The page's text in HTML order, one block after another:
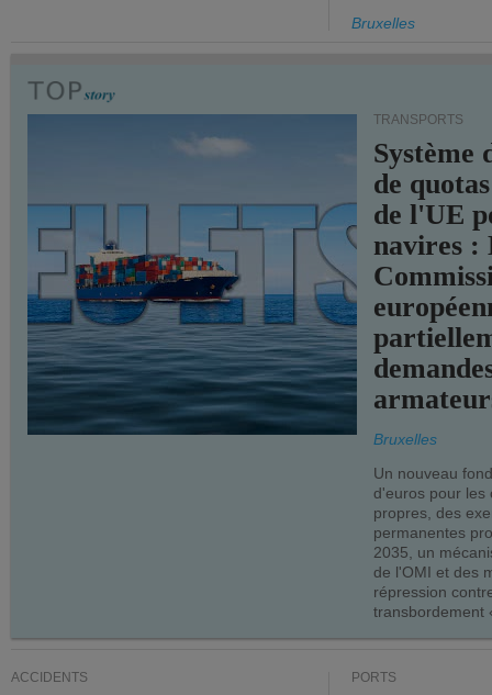
Bruxelles
TRANSPORTS
Système
de
de l'UE
navires :
Bruxelles
Un nouveau
d'euros pour les
propres, des
permanentes
2035, un
de l'OMI et des
répression
transbordement
ACCIDENTS PORTS